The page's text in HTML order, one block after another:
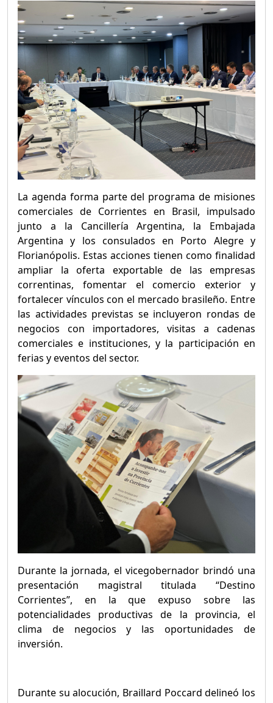
La agenda forma parte del programa de misiones
comerciales de Corrientes en Brasil, impulsado
junto a la Cancillería Argentina, la Embajada
Argentina y los consulados en Porto Alegre y
Florianópolis. Estas acciones tienen como finalidad
ampliar la oferta exportable de las empresas
correntinas, fomentar el comercio exterior y
fortalecer vínculos con el mercado brasileño. Entre
las actividades previstas se incluyeron rondas de
negocios con importadores, visitas a cadenas
comerciales e instituciones, y la participación en
ferias y eventos del sector.
Durante la jornada, el vicegobernador brindó una
presentación magistral titulada “Destino
Corrientes”, en la que expuso sobre las
potencialidades productivas de la provincia, el
clima de negocios y las oportunidades de
inversión.
Durante su alocución, Braillard Poccard delineó los